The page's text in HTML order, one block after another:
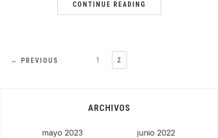
CONTINUE READING
← PREVIOUS 1 2
ARCHIVOS
mayo 2023
junio 2022